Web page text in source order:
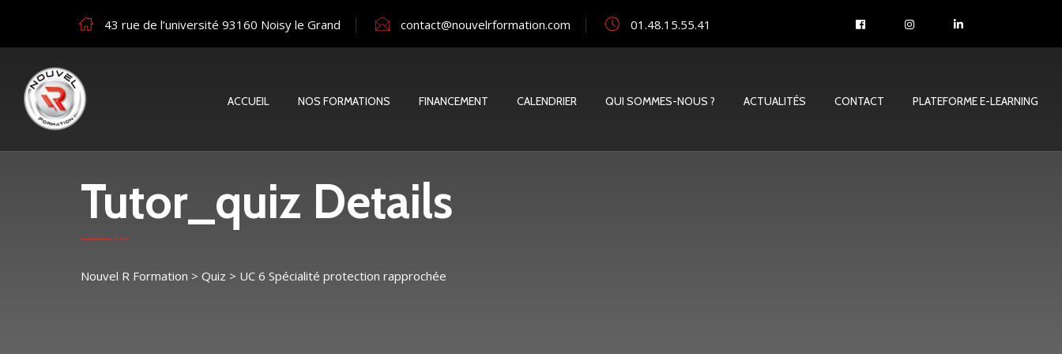
43 rue de l’université 93160 Noisy le Grand contact@nouvelrformation.com 01.48.15.55.41
ACCUEIL NOS FORMATIONS FINANCEMENT CALENDRIER QUI SOMMES-NOUS ? ACTUALITÉS CONTACT PLATEFORME E-LEARNING
Tutor_quiz Details
Nouvel R Formation > Quiz > UC 6 Spécialité protection rapprochée